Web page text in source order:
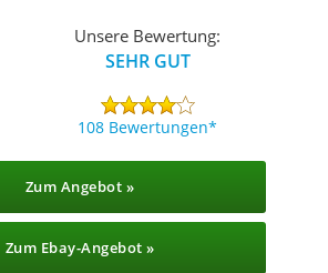
Unsere Bewertung:
SEHR GUT
108 Bewertungen
Zum Angebot »
Zum Ebay-Angebot »